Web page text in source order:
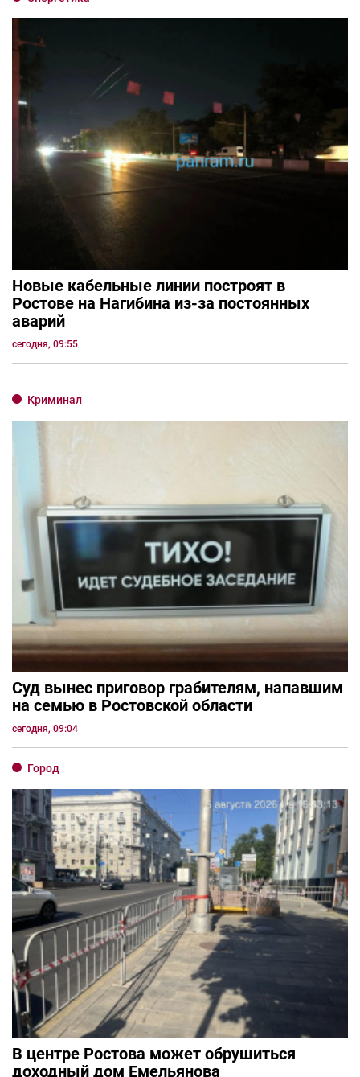
Новые кабельные линии построят в
Ростове на Нагибина из-за постоянных
аварий
сегодня, 09:55
Криминал
Суд вынес приговор грабителям, напавшим
на семью в Ростовской области
сегодня, 09:04
Город
В центре Ростова может обрушиться
доходный дом Емельянова